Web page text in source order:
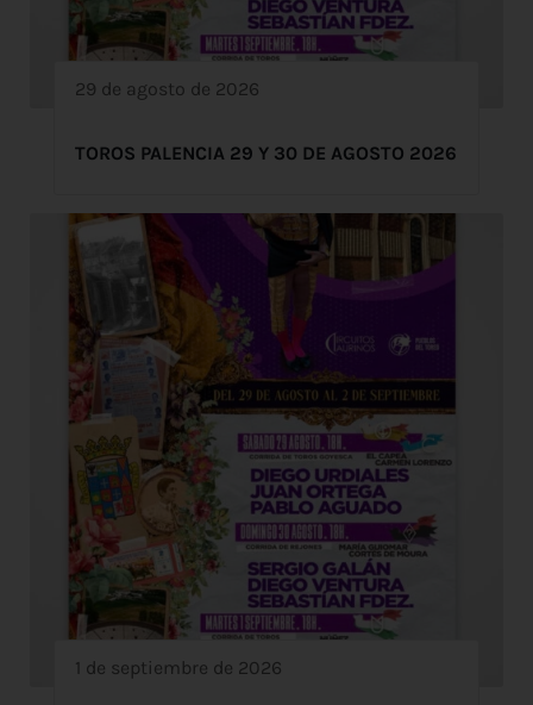
29 de agosto de 2026
TOROS PALENCIA 29 Y 30 DE AGOSTO 2026
1 de septiembre de 2026